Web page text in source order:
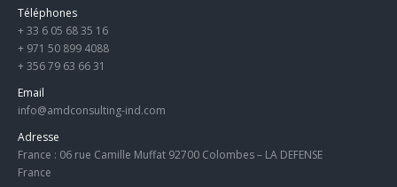
Téléphones
+ 33 6 05 68 35 16
+ 971 50 899 4088
+ 356 79 63 66 31
Email
info@amdconsulting-ind.com
Adresse
France : 06 rue Camille Muffat 92700 Colombes – LA DEFENSE
France